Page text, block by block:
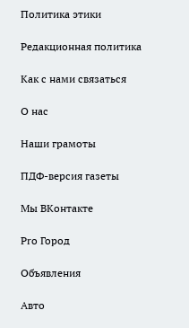
Политика этики
Редакционная политика
Как с нами связаться
О нас
Наши грамоты
ПДФ-версия газеты
Мы ВКонтакте
Pro Город
Объявления
Авто